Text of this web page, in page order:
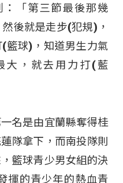
「第三節最後那幾
後就是走步(犯規)，
籃球)，知道男生力氣
大，就去用力打(藍
名是由宜蘭縣奪得桂
隊拿下，而南投隊則
籃球青少男女組的決
揮的青少年的熱血青